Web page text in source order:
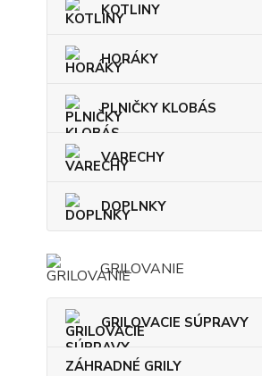
KOTLINY
HORÁKY
PLNIČKY KLOBÁS
VARECHY
DOPLNKY
GRILOVANIE
GRILOVACIE SÚPRAVY
ZÁHRADNÉ GRILY